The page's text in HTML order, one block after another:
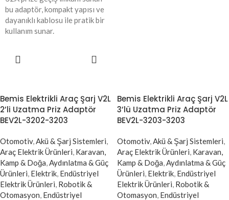
bu adaptör, kompakt yapısı ve
dayanıklı kablosu ile pratik bir
kullanım sunar.
Bemis Elektrikli Araç Şarj V2L
2’li Uzatma Priz Adaptör
BEV2L-3202-3203
Otomotiv,Akü & Şarj Sistemleri,
Araç Elektrik Ürünleri, Karavan,
Kamp & Doğa,Aydınlatma & Güç
Ürünleri, Elektrik, Endüstriyel
Elektrik Ürünleri, Robotik &
Otomasyon, Endüstriyel
Bemis Elektrikli Araç Şarj V2L
3’lü Uzatma Priz Adaptör
BEV2L-3203-3203
Otomotiv,Akü & Şarj Sistemleri,
Araç Elektrik Ürünleri, Karavan,
Kamp & Doğa,Aydınlatma & Güç
Ürünleri, Elektrik, Endüstriyel
Elektrik Ürünleri, Robotik &
Otomasyon, Endüstriyel